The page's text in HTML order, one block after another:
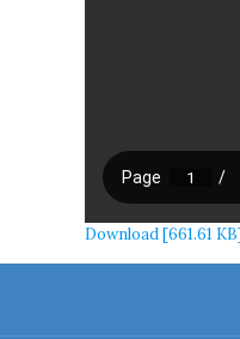
Download [661.61